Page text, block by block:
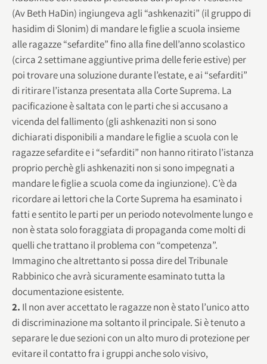
(Av Beth HaDin) ingiungeva agli “ashkenaziti” (il gruppo di
hasidim di Slonim) di mandare le figlie a scuola insieme
alle ragazze “sefardite” fino alla fine dell’anno scolastico
(circa 2 settimane aggiuntive prima delle ferie estive) per
poi trovare una soluzione durante l’estate, e ai “sefarditi”
di ritirare l’istanza presentata alla Corte Suprema. La
pacificazione è saltata con le parti che si accusano a
vicenda del fallimento (gli ashkenaziti non si sono
dichiarati disponibili a mandare le figlie a scuola con le
ragazze sefardite e i “sefarditi” non hanno ritirato l’istanza
proprio perchè gli ashkenaziti non si sono impegnati a
mandare le figlie a scuola come da ingiunzione). C’è da
ricordare ai lettori che la Corte Suprema ha esaminato i
fatti e sentito le parti per un periodo notevolmente lungo e
non è stata solo foraggiata di propaganda come molti di
quelli che trattano il problema con “competenza”.
Immagino che altrettanto si possa dire del Tribunale
Rabbinico che avrà sicuramente esaminato tutta la
documentazione esistente.
2. Il non aver accettato le ragazze non è stato l’unico atto
di discriminazione ma soltanto il principale. Si è tenuto a
separare le due sezioni con un alto muro di protezione per
evitare il contatto fra i gruppi anche solo visivo,